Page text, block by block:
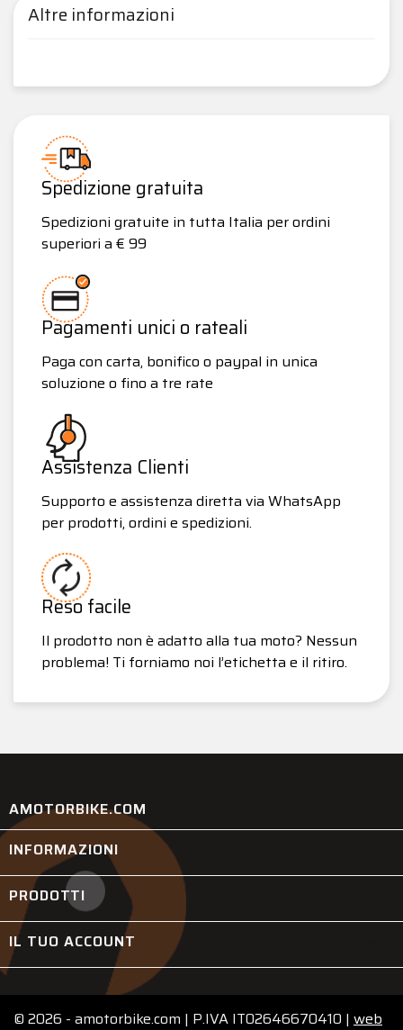
Altre informazioni
Spedizione gratuita
Spedizioni gratuite in tutta Italia per ordini
superiori a € 99
Pagamenti unici o rateali
Paga con carta, bonifico o paypal in unica
soluzione o fino a tre rate
Assistenza Clienti
Supporto e assistenza diretta via WhatsApp
per prodotti, ordini e spedizioni.
Reso facile
Il prodotto non è adatto alla tua moto? Nessun
problema! Ti forniamo noi l’etichetta e il ritiro.
AMOTORBIKE.COM
INFORMAZIONI
PRODOTTI
IL TUO ACCOUNT
© 2026 - amotorbike.com | P.IVA IT02646670410 | web